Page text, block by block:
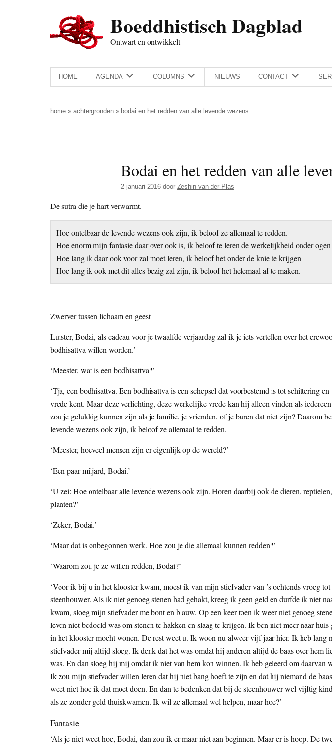
Boeddhistisch Dagblad
Ontwart en ontwikkelt
HOME AGENDA COLUMNS NIEUWS CONTACT
home » achtergronden » bodai en het redden van alle levende wezens
Bodai en het redden van alle
2 januari 2016 door Zeshin van der Plas
De sutra die je hart verwarmt.
Hoe ontelbaar de levende wezens ook zijn, ik beloof ze allemaal te redden.
Hoe enorm mijn fantasie daar over ook is, ik beloof te leren de werkelijkheid onder ogen
Hoe lang ik daar ook voor zal moet leren, ik beloof het onder de knie te krijgen.
Hoe lang ik ook met dit alles bezig zal zijn, ik beloof het helemaal af te maken.
Zwerver tussen lichaam en geest
Luister, Bodai, als cadeau voor je twaalfde verjaardag zal ik je iets vertellen over het
bodhisattva willen worden.’
‘Meester, wat is een bodhisattva?’
‘Tja, een bodhisattva. Een bodhisattva is een schepsel dat voorbestemd is tot schittering
vrede kent. Maar deze verlichting, deze werkelijke vrede kan hij alleen vinden als
zou je gelukkig kunnen zijn als je familie, je vrienden, of je buren dat niet zijn? Daarom
levende wezens ook zijn, ik beloof ze allemaal te redden.
‘Meester, hoeveel mensen zijn er eigenlijk op de wereld?’
‘Een paar miljard, Bodai.’
‘U zei: Hoe ontelbaar alle levende wezens ook zijn. Horen daarbij ook de dieren,
planten?’
‘Zeker, Bodai.’
‘Maar dat is onbegonnen werk. Hoe zou je die allemaal kunnen redden?’
‘Waarom zou je ze willen redden, Bodai?’
‘Voor ik bij u in het klooster kwam, moest ik van mijn stiefvader van ’s ochtends vroeg
steenhouwer. Als ik niet genoeg stenen had gehakt, kreeg ik geen geld en durfde ik niet
kwam, sloeg mijn stiefvader me bont en blauw. Op een keer toen ik weer niet genoeg
leven niet bedoeld was om stenen te hakken en slaag te krijgen. Ik ben niet meer naar
in het klooster mocht wonen. De rest weet u. Ik woon nu alweer vijf jaar hier. Ik heb lang
stiefvader mij altijd sloeg. Ik denk dat het was omdat hij anderen altijd de baas over hem
was. En dan sloeg hij mij omdat ik niet van hem kon winnen. Ik heb geleerd om daarvan
Ik zou mijn stiefvader willen leren dat hij niet bang hoeft te zijn en dat hij niemand de
weet niet hoe ik dat moet doen. En dan te bedenken dat bij de steenhouwer wel vijftig
als ze zonder geld thuiskwamen. Ik wil ze allemaal wel helpen, maar hoe?’
Fantasie
‘Als je niet weet hoe, Bodai, dan zou ik er maar niet aan beginnen. Maar er is hoop. De